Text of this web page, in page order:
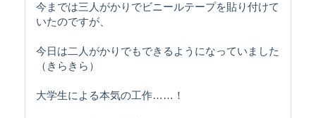
今までは三人がかりでビニールテープを貼り付けて
いたのですが、
今日は二人がかりでもできるようになっていました
（きらきら）
大学生による本気の工作……！